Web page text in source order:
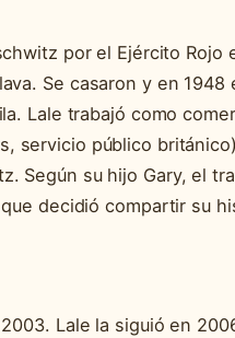
por el Ejército
Se casaron y en
Lale trabajó como
servicio público
Según su hijo Gary, el
decidió compartir su
Lale la siguió en